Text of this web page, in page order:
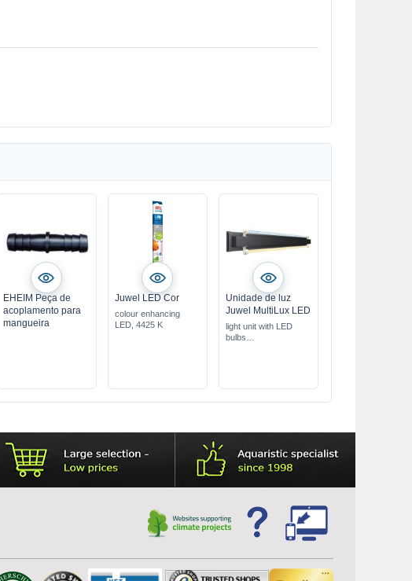
EHEIM Peça de
acoplamento para
mangueira
Juwel LED Cor
colour enhancing
LED, 4425 K
Unidade de luz
Juwel MultiLux LED
light unit with LED
bulbs